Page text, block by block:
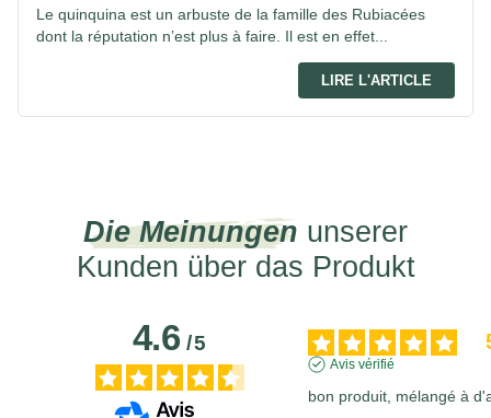
Le quinquina est un arbuste de la famille des Rubiacées
dont la réputation n’est plus à faire. Il est en effet...
LIRE L'ARTICLE
Die Meinungen unserer
Kunden über das Produkt
4.6/5
Avis vérifié
bon produit, mélangé à